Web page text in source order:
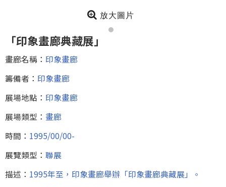
放大圖片
「印象畫廊典藏展」
畫廊名稱： 印象畫廊
籌備者： 印象畫廊
展場地點： 印象畫廊
展場類型： 畫廊
時間： 1995/00/00-
展覽類型： 聯展
描述： 1995年至，印象畫廊舉辦「印象畫廊典藏展」。